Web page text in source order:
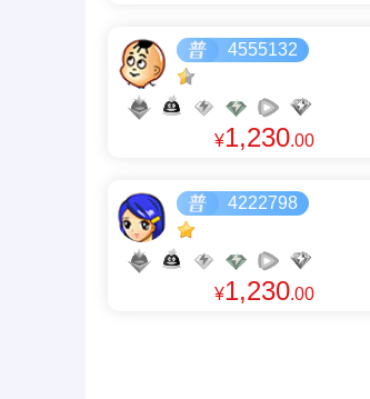
4555132
¥1,230.00
4222798
¥1,230.00